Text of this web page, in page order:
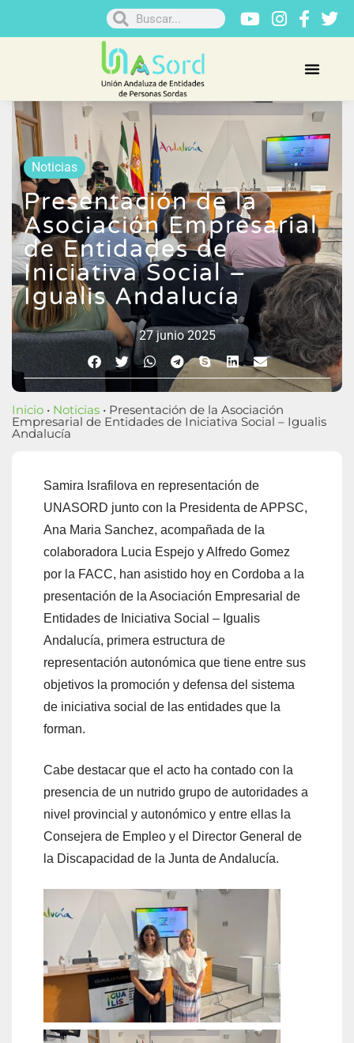
Noticias
Presentación de la
Asociación Empresarial
de Entidades de
Iniciativa Social –
Igualis Andalucía
27 junio 2025
Inicio • Noticias • Presentación de la Asociación
Empresarial de Entidades de Iniciativa Social – Igualis
Andalucía
Samira Israfilova en representación de
UNASORD junto con la Presidenta de APPSC,
Ana Maria Sanchez, acompañada de la
colaboradora Lucia Espejo y Alfredo Gomez
por la FACC, han asistido hoy en Cordoba a la
presentación de la Asociación Empresarial de
Entidades de Iniciativa Social – Igualis
Andalucía, primera estructura de
representación autonómica que tiene entre sus
objetivos la promoción y defensa del sistema
de iniciativa social de las entidades que la
forman.
Cabe destacar que el acto ha contado con la
presencia de un nutrido grupo de autoridades a
nivel provincial y autonómico y entre ellas la
Consejera de Empleo y el Director General de
la Discapacidad de la Junta de Andalucía.